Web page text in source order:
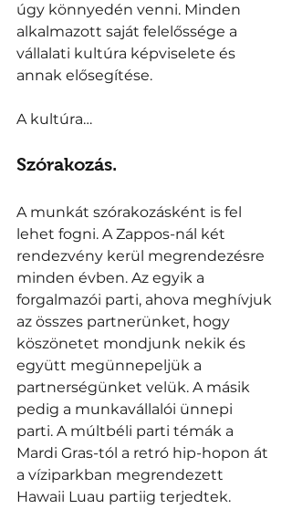
úgy könnyedén venni. Minden
alkalmazott saját felelőssége a
vállalati kultúra képviselete és
annak elősegítése.
A kultúra…
Szórakozás.
A munkát szórakozásként is fel
lehet fogni. A Zappos-nál két
rendezvény kerül megrendezésre
minden évben. Az egyik a
forgalmazói parti, ahova meghívjuk
az összes partnerünket, hogy
köszönetet mondjunk nekik és
együtt megünnepeljük a
partnerségünket velük. A másik
pedig a munkavállalói ünnepi
parti. A múltbéli parti témák a
Mardi Gras-tól a retró hip-hopon át
a víziparkban megrendezett
Hawaii Luau partiig terjedtek.